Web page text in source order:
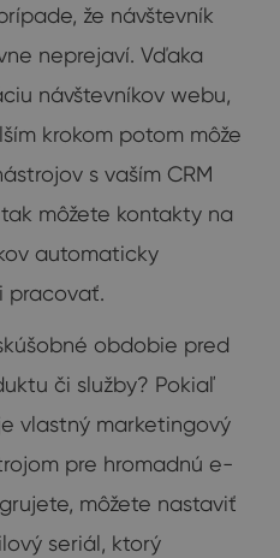
že návštevník
neprejaví. Vďaka
návštevníkov webu,
krokom potom môže
s vaším CRM
môžete kontakty na
automaticky
pracovať.
obdobie pred
či služby? Pokiaľ
vlastný marketingový
pre hromadnú e-
môžete nastaviť
seriál, ktorý